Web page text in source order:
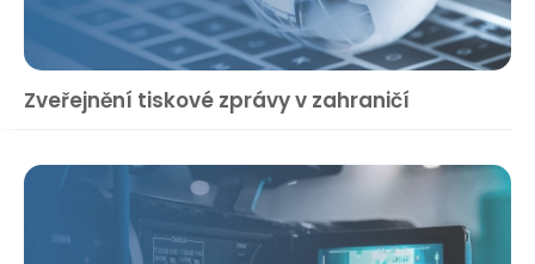
Zveřejnění tiskové zprávy v zahraničí